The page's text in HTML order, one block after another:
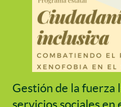
Gestión de la fuerza